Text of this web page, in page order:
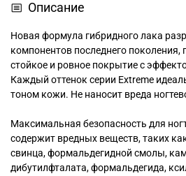
Описание
Новая формула гибридного лака
компонентов последнего поколения,
стойкое и ровное покрытие с
Каждый оттенок серии Extreme
тоном кожи. Не наносит вреда
Максимальная безопасность для
содержит вредных веществ, таких
свинца, формальдегидной смолы,
дибутилфталата, формальдегида,